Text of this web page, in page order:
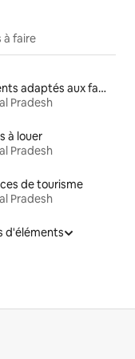
à faire
Logements adaptés aux familles à louer
Pradesh
à louer
Pradesh
de tourisme
Pradesh
d'éléments